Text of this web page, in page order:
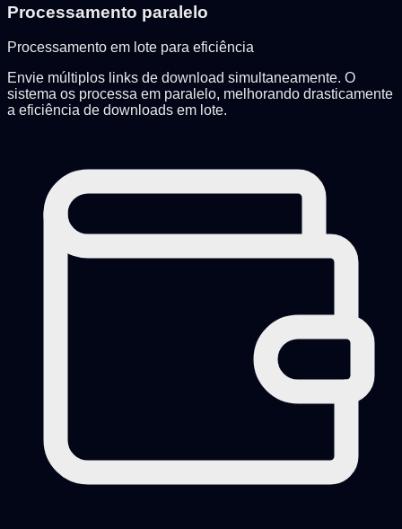
Processamento paralelo
Processamento em lote para eficiência
Envie múltiplos links de download simultaneamente. O
sistema os processa em paralelo, melhorando drasticamente
a eficiência de downloads em lote.